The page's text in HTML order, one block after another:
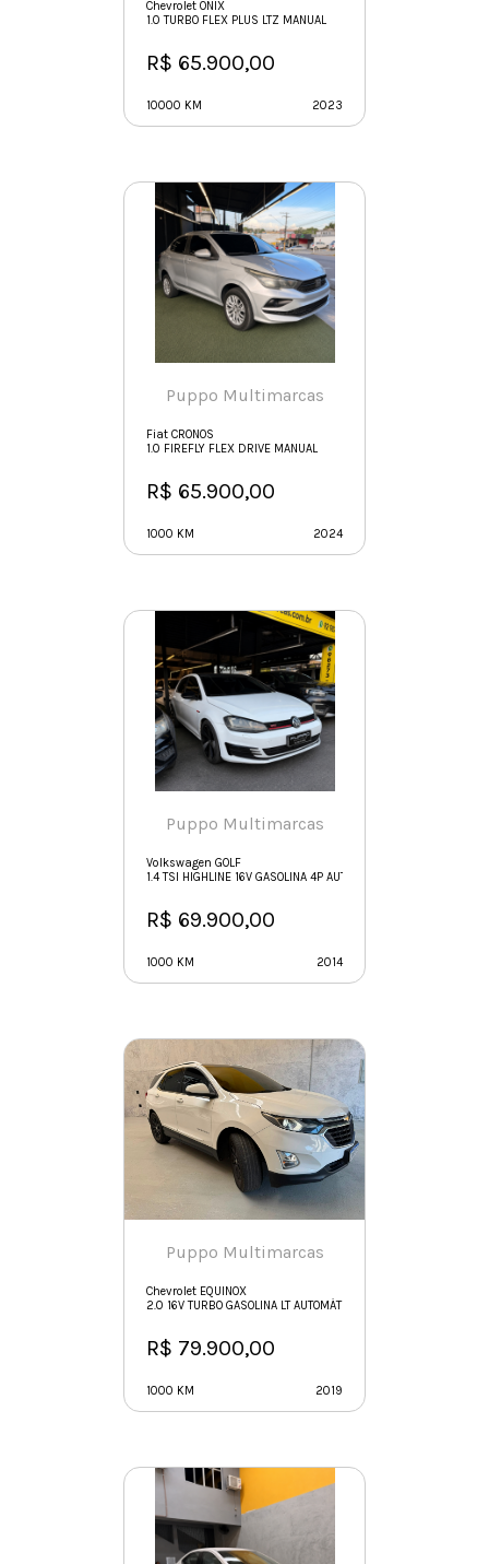
Chevrolet ONIX
1.0 TURBO FLEX PLUS LTZ MANUAL
R$ 65.900,00
10000 KM 2023
Puppo Multimarcas
Fiat CRONOS
1.0 FIREFLY FLEX DRIVE MANUAL
R$ 65.900,00
1000 KM 2024
Puppo Multimarcas
Volkswagen GOLF
1.4 TSI HIGHLINE 16V GASOLINA 4P AUTOMÁTICO
R$ 69.900,00
1000 KM 2014
Puppo Multimarcas
Chevrolet EQUINOX
2.0 16V TURBO GASOLINA LT AUTOMÁTICO
R$ 79.900,00
1000 KM 2019